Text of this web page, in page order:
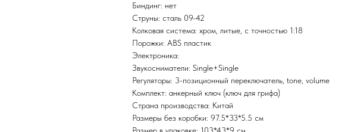
Биндинг: нет
Струны: сталь 09-42
Колковая система: хром, литые, с точностью 1:18
Порожки: ABS пластик
Электроника:
Звукосниматели: Single+Single
Регуляторы: 3-позиционный переключатель, tone, volume
Комплект: анкерный ключ (ключ для грифа)
Страна производства: Китай
Размеры без коробки: 97.5*33*5.5 см